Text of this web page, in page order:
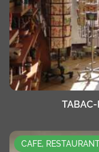
TABAC-
CAFE,